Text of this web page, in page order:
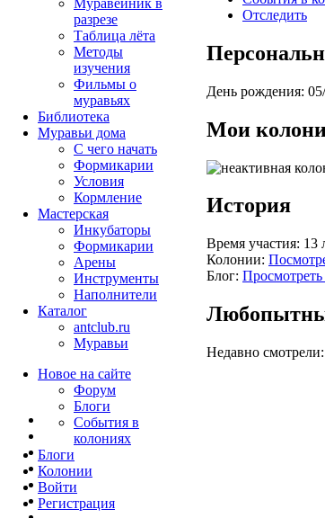
Отследить
День рождения:
Мои
История
Время участия: 13
Колонии:
Блог: Просмотреть
Недавно смотрели:
Муравейник в
разрезе
Таблица лёта
Методы
изучения
Фильмы о
муравьях
Библиотека
Муравьи дома
С чего начать
Формикарии
Условия
Кормление
Мастерская
Инкубаторы
Формикарии
Арены
Инструменты
Наполнители
Каталог
antclub.ru
Муравьи
Новое на сайте
Форум
Блоги
События в
колониях
Блоги
Колонии
Войти
Peгиcтpaция